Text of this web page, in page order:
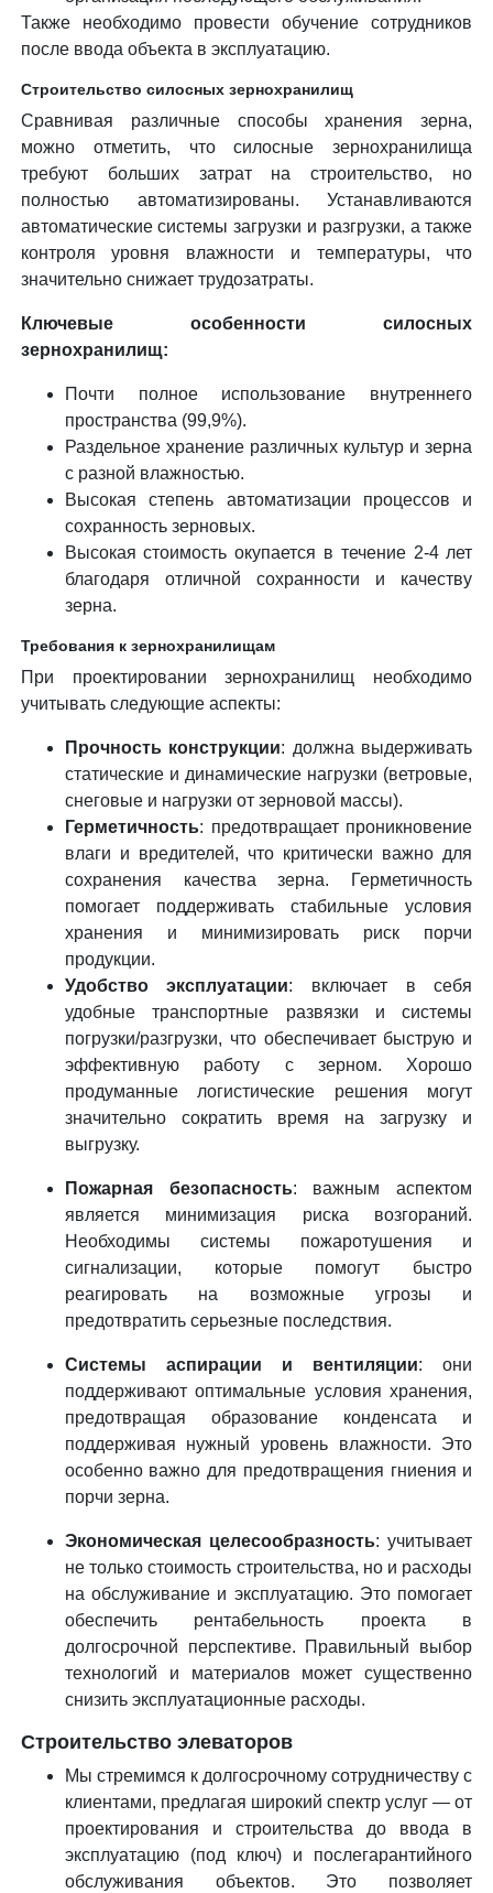
Также необходимо провести обучение сотрудников
после ввода объекта в эксплуатацию.
Строительство силосных зернохранилищ
Сравнивая различные способы хранения зерна,
можно отметить, что силосные зернохранилища
требуют больших затрат на строительство, но
полностью автоматизированы. Устанавливаются
автоматические системы загрузки и разгрузки, а также
контроля уровня влажности и температуры, что
значительно снижает трудозатраты.
Ключевые особенности силосных
зернохранилищ:
Почти полное использование внутреннего
пространства (99,9%).
Раздельное хранение различных культур и зерна
с разной влажностью.
Высокая степень автоматизации процессов и
сохранность зерновых.
Высокая стоимость окупается в течение 2-4 лет
благодаря отличной сохранности и качеству
зерна.
Требования к зернохранилищам
При проектировании зернохранилищ необходимо
учитывать следующие аспекты:
Прочность конструкции: должна выдерживать
статические и динамические нагрузки (ветровые,
снеговые и нагрузки от зерновой массы).
Герметичность: предотвращает проникновение
влаги и вредителей, что критически важно для
сохранения качества зерна. Герметичность
помогает поддерживать стабильные условия
хранения и минимизировать риск порчи
продукции.
Удобство эксплуатации: включает в себя
удобные транспортные развязки и системы
погрузки/разгрузки, что обеспечивает быструю и
эффективную работу с зерном. Хорошо
продуманные логистические решения могут
значительно сократить время на загрузку и
выгрузку.
Пожарная безопасность: важным аспектом
является минимизация риска возгораний.
Необходимы системы пожаротушения и
сигнализации, которые помогут быстро
реагировать на возможные угрозы и
предотвратить серьезные последствия.
Системы аспирации и вентиляции: они
поддерживают оптимальные условия хранения,
предотвращая образование конденсата и
поддерживая нужный уровень влажности. Это
особенно важно для предотвращения гниения и
порчи зерна.
Экономическая целесообразность: учитывает
не только стоимость строительства, но и расходы
на обслуживание и эксплуатацию. Это помогает
обеспечить рентабельность проекта в
долгосрочной перспективе. Правильный выбор
технологий и материалов может существенно
снизить эксплуатационные расходы.
Строительство элеваторов
Мы стремимся к долгосрочному сотрудничеству с
клиентами, предлагая широкий спектр услуг — от
проектирования и строительства до ввода в
эксплуатацию (под ключ) и послегарантийного
обслуживания объектов. Это позволяет